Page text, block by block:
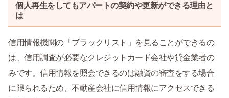
個人再生をしてもアパートの契約や更新ができる理由と
は
信用情報機関の「ブラックリスト」を見ることができるの
は、信用調査が必要なクレジットカード会社や貸金業者の
みです。信用情報を照会できるのは融資の審査をする場合
に限られるため、不動産会社に信用情報にアクセスできる